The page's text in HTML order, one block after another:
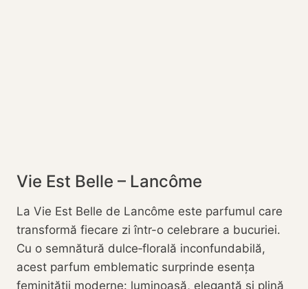
Vie Est Belle – Lancôme
La Vie Est Belle de Lancôme este parfumul care
transformă fiecare zi într-o celebrare a bucuriei.
Cu o semnătură dulce‑florală inconfundabilă,
acest parfum emblematic surprinde esența
feminității moderne: luminoasă, elegantă și plină